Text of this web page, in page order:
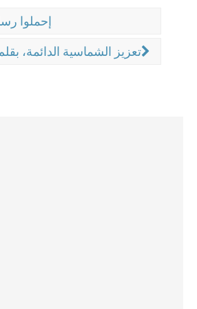
إحملوا
تعزيز الشماسية الدائمة، بقلم